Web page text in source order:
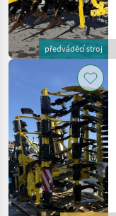
předváděcí stroj